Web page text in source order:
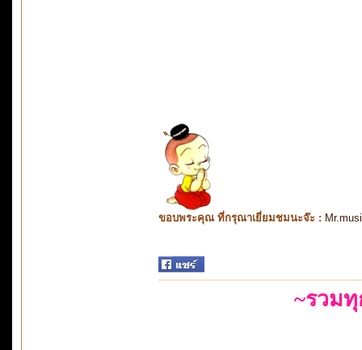
ขอบพระคุณ ที่กรุณาเยี่ยมชมนะจ๊ะ :
~รวม